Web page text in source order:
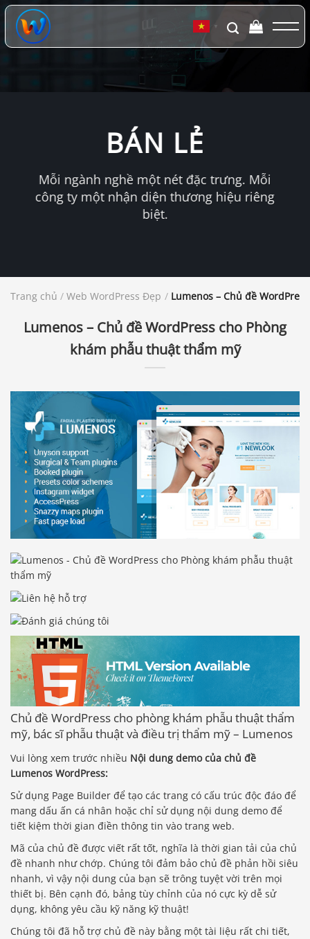
Chuyển
đến
dung
▼
BÁN LẺ
Mỗi ngành nghề một nét đặc trưng. Mỗi
công ty một nhận diện thương hiệu riêng
biệt.
Trang chủ / Web WordPress Đẹp / Lumenos – Chủ đề
Lumenos – Chủ đề WordPress cho Phòng
khám phẫu thuật thẩm mỹ
Chủ đề WordPress cho phòng khám phẫu thuật thẩm
mỹ, bác sĩ phẫu thuật và điều trị thẩm mỹ – Lumenos
Vui lòng xem trước nhiều Nội dung demo của chủ đề
Lumenos WordPress:
Sử dụng Page Builder để tạo các trang có cấu trúc độc đáo để
mang dấu ấn cá nhân hoặc chỉ sử dụng nội dung demo để
tiết kiệm thời gian điền thông tin vào trang web.
Mã của chủ đề được viết rất tốt, nghĩa là thời gian tải của chủ
đề nhanh như chớp. Chúng tôi đảm bảo chủ đề phản hồi siêu
nhanh, vì vậy nội dung của bạn sẽ trông tuyệt vời trên mọi
thiết bị. Bên cạnh đó, bảng tùy chỉnh của nó cực kỳ dễ sử
dụng, không yêu cầu kỹ năng kỹ thuật!
Chúng tôi đã hỗ trợ chủ đề này bằng một tài liệu rất chi tiết,